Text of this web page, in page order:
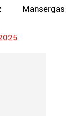
Mansergas